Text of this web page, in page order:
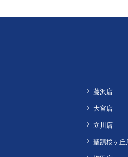
藤沢店
大宮店
立川店
聖蹟桜ヶ丘